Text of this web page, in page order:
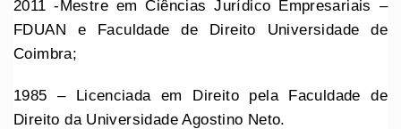
2011 -Mestre em Ciências Jurídico Empresariais –
FDUAN e Faculdade de Direito Universidade de
Coimbra;
1985 – Licenciada em Direito pela Faculdade de
Direito da Universidade Agostino Neto.